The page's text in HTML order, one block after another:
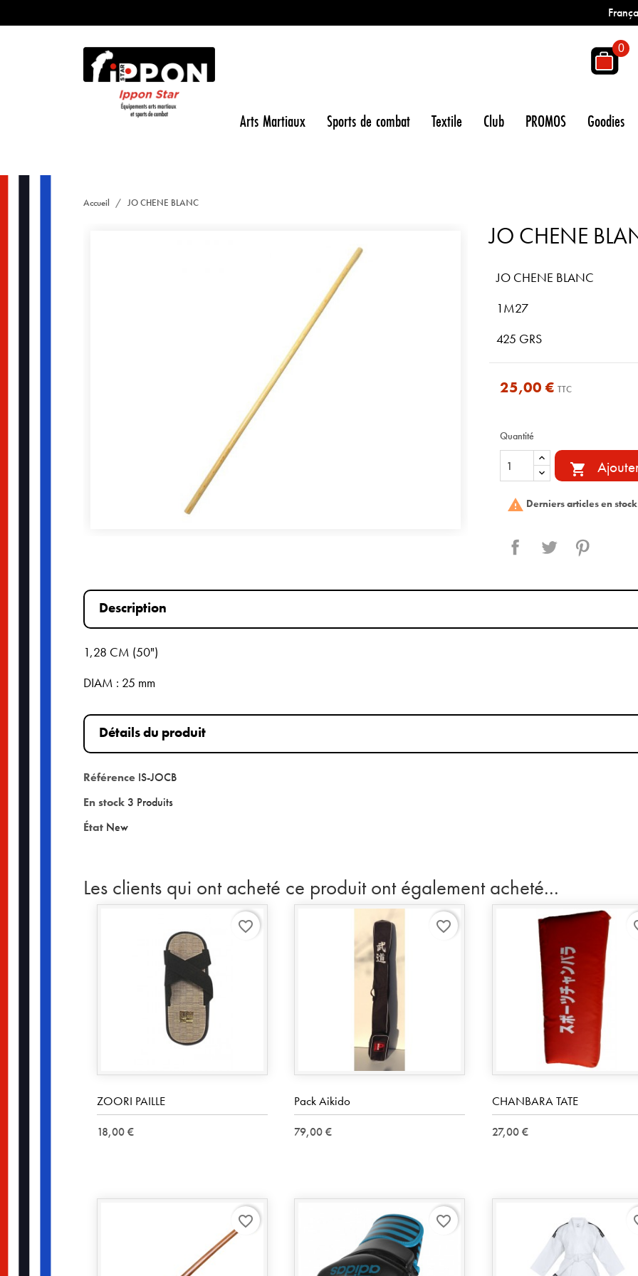
0
Arts Martiaux Sports de combat Textile Club PROMOS Goodies
Accueil JO CHENE BLANC
JO CHENE
JO CHENE BLANC
1M27
425 GRS
25,00 € TTC
Quantité

 Derniers articles en stock
Partager Tweet
Description
1,28 CM (50")
DIAM : 25 mm
Détails du produit
Référence IS-JOCB
En stock 3 Produits
État New
Les clients qui ont acheté ce produit ont également acheté...
ZOORI PAILLE
18,00 €
favorite_border
Pack Aikido
79,00 €
favorite_border
CHANBARA TATE
27,00 €
favorite_border favorite_border